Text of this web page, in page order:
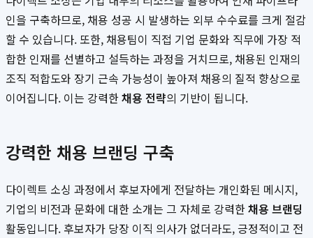
인을 구축하므로, 채용 성공 시 발생하는 외부 수수료를 크게 절감
할 수 있습니다. 또한, 채용팀이 직접 기업 문화와 직무에 가장 적
합한 인재를 선별하고 설득하는 과정을 거치므로, 채용된 인재의
조직 적합도와 장기 근속 가능성이 높아져 채용의 질적 향상으로
이어집니다. 이는 강력한채용 전략의 기반이 됩니다.
강력한 채용 브랜딩 구축
다이렉트 소싱 과정에서 후보자에게 전달하는 개인화된 메시지,
기업의 비전과 문화에 대한 소개는 그 자체로 강력한채용 브랜딩
활동입니다. 후보자가 당장 이직 의사가 없더라도, 긍정적이고 전